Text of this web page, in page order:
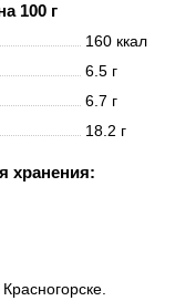
100 г
160 ккал
6.5 г
6.7 г
18.2 г
хранения: